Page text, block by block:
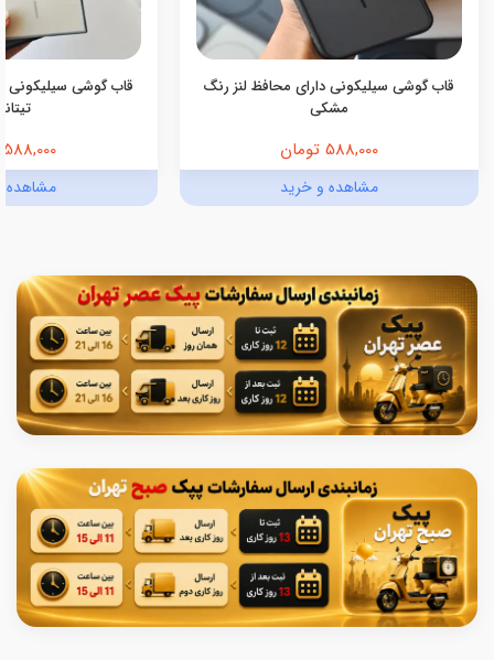
قاب گوشی سیلیکونی دارای محافظ لنز رنگ
مشکی
588,000 تومان
مشاهده و خرید
قاب گوشی سیلیکونی
588,000 تومان
مشاهده